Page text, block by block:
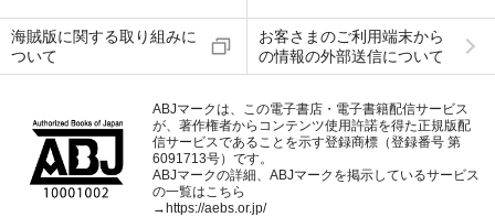
海賊版に関する取り組みに
ついて
お客さまのご利用端末から
の情報の外部送信について
ABJマークは、この電子書店・電子書籍配信サービス
が、著作権者からコンテンツ使用許諾を得た正規版配
信サービスであることを示す登録商標（登録番号 第
6091713号）です。
ABJマークの詳細、ABJマークを掲示しているサービス
の一覧はこちら
→ https://aebs.or.jp/